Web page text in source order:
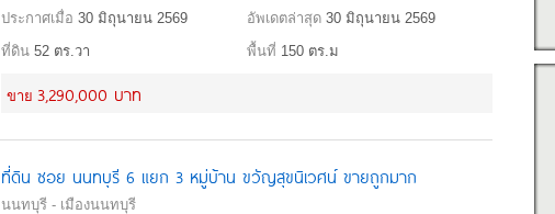
ประกาศเมื่อ 30 มิถุนายน 2569 อัพเดตล่าสุด 30 มิถุนายน 2569
ที่ดิน 52 ตร.วา พื้นที่ 150 ตร.ม
ขาย 3,290,000 บาท
ที่ดิน ซอย นนทบุรี 6 แยก 3 หมู่บ้าน ขวัญสุขนิเวศน์ ขายถูกมาก
นนทบุรี - เมืองนนทบุรี